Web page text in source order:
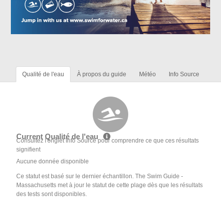
Qualité de l'eau À propos du guide Météo Info Source
Current Qualité de l'eau
Consultez l'onglet Info Source pour comprendre ce que ces résultats
signifient
Aucune donnée disponible
Ce statut est basé sur le dernier échantillon. The Swim Guide -
Massachusetts met à jour le statut de cette plage dès que les résultats
des tests sont disponibles.